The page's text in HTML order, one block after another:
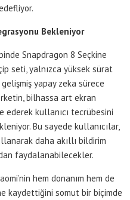
Bekleniyor
Snapdragon 8 Seçkine
seti, yalnızca yüksek sürat
yapay zeka sürece
bilhassa art ekran
kullanıcı tecrübesini
Bu sayede kullanıcılar,
daha akıllı bildirim
faydalanabilecekler.
hem donanım hem de
kaydettiğini somut bir biçimde